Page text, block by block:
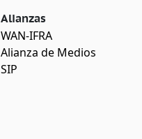
Alianzas
WAN-IFRA
Alianza de Medios
SIP